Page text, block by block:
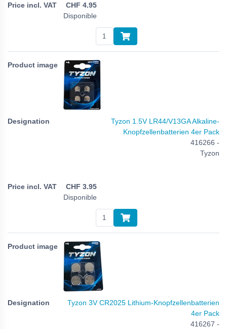
CHF 4.95
Disponible
Tyzon 1.5V LR44/V13GA Alkaline-
Knopfzellenbatterien 4er Pack
416266 -
Tyzon
CHF 3.95
Disponible
Tyzon 3V CR2025 Lithium-Knopfzellenbatterien
4er Pack
416267 -